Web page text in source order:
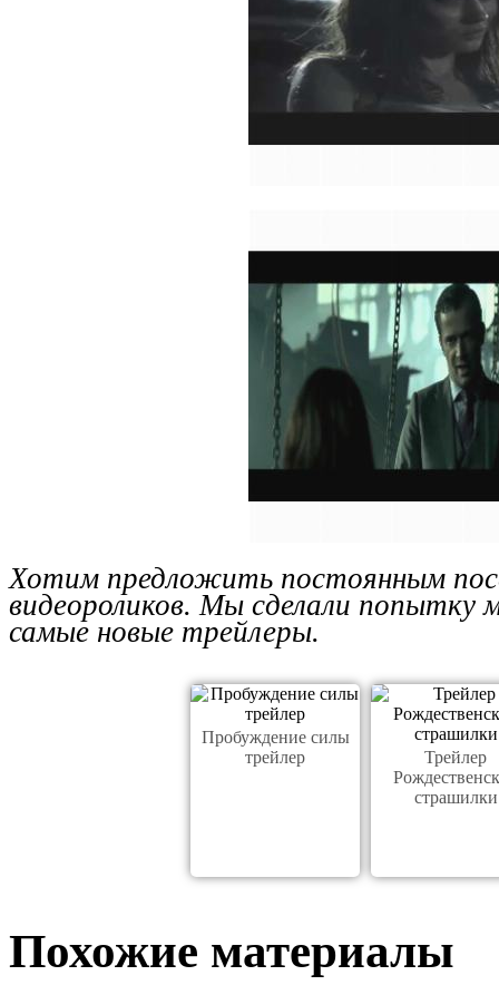
Хотим предложить постоянным
видеороликов. Мы сделали попытку
самые новые трейлеры.
Пробуждение силы
трейлер
Трейлер
страшилки
Похожие материалы